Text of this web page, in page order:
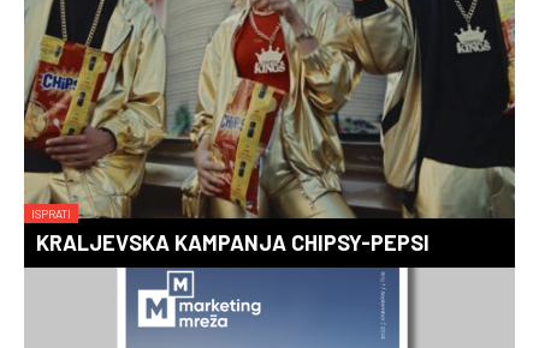
ISPRATI
KRALJEVSKA KAMPANJA CHIPSY-PEPSI